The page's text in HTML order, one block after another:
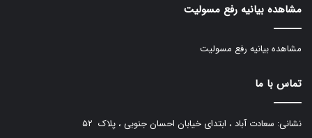
مشاهده بیانیه رفع مسولیت
مشاهده بیانیه رفع مسولیت
تماس با ما
نشانی: سعادت آباد ، ابتدای خیابان احسان جنوبی ، پلاک ۵۲